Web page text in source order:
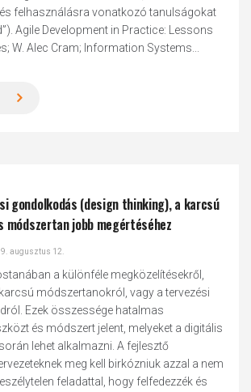
felhasználásra vonatkozó tanulságokat
Agile Development in Practice: Lessons
W. Alec Cram; Information Systems...
gondolkodás (design thinking), a karcsú
módszertan jobb megértéséhez
augusztus 12.
a különféle megközelítésekről,
módszertanokról, vagy a tervezési
Ezek összessége hatalmas
és módszert jelent, melyeket a digitális
lehet alkalmazni. A fejlesztő
meg kell birkózniuk azzal a nem
feladattal, hogy felfedezzék és